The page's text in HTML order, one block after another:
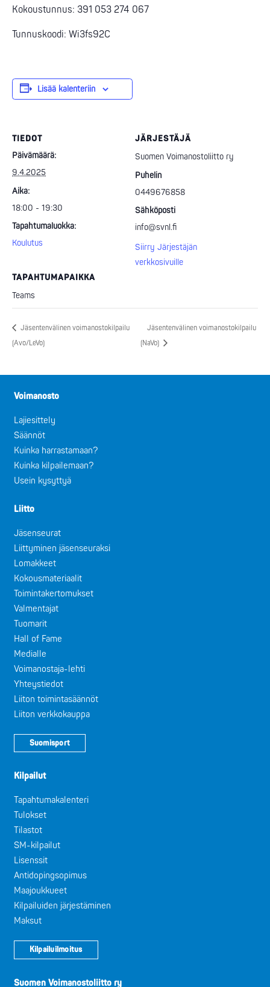
Kokoustunnus: 391 053 274 067
Tunnuskoodi: Wi3fs92C
Lisää kalenteriin
TIEDOT
Päivämäärä:
9.4.2025
Aika:
18:00 - 19:30
Tapahtumaluokka:
Koulutus
TAPAHTUMAPAIKKA
Teams
JÄRJESTÄJÄ
Suomen Voimanostoliitto ry
Puhelin
0449676858
Sähköposti
info@svnl.fi
Siirry Järjestäjän
verkkosivuille
Jäsentenvälinen voimanostokilpailu
(Avo/LeVo)
Jäsentenvälinen voimanostokilpailu
(NaVo)
Voimanosto
Lajiesittely
Säännöt
Kuinka harrastamaan?
Kuinka kilpailemaan?
Usein kysyttyä
Liitto
Jäsenseurat
Liittyminen jäsenseuraksi
Lomakkeet
Kokousmateriaalit
Toimintakertomukset
Valmentajat
Tuomarit
Hall of Fame
Medialle
Voimanostaja-lehti
Yhteystiedot
Liiton toimintasäännöt
Liiton verkkokauppa
Suomisport
Kilpailut
Tapahtumakalenteri
Tulokset
Tilastot
SM-kilpailut
Lisenssit
Antidopingsopimus
Maajoukkueet
Kilpailuiden järjestäminen
Maksut
Kilpailuilmoitus
Suomen Voimanostoliitto ry